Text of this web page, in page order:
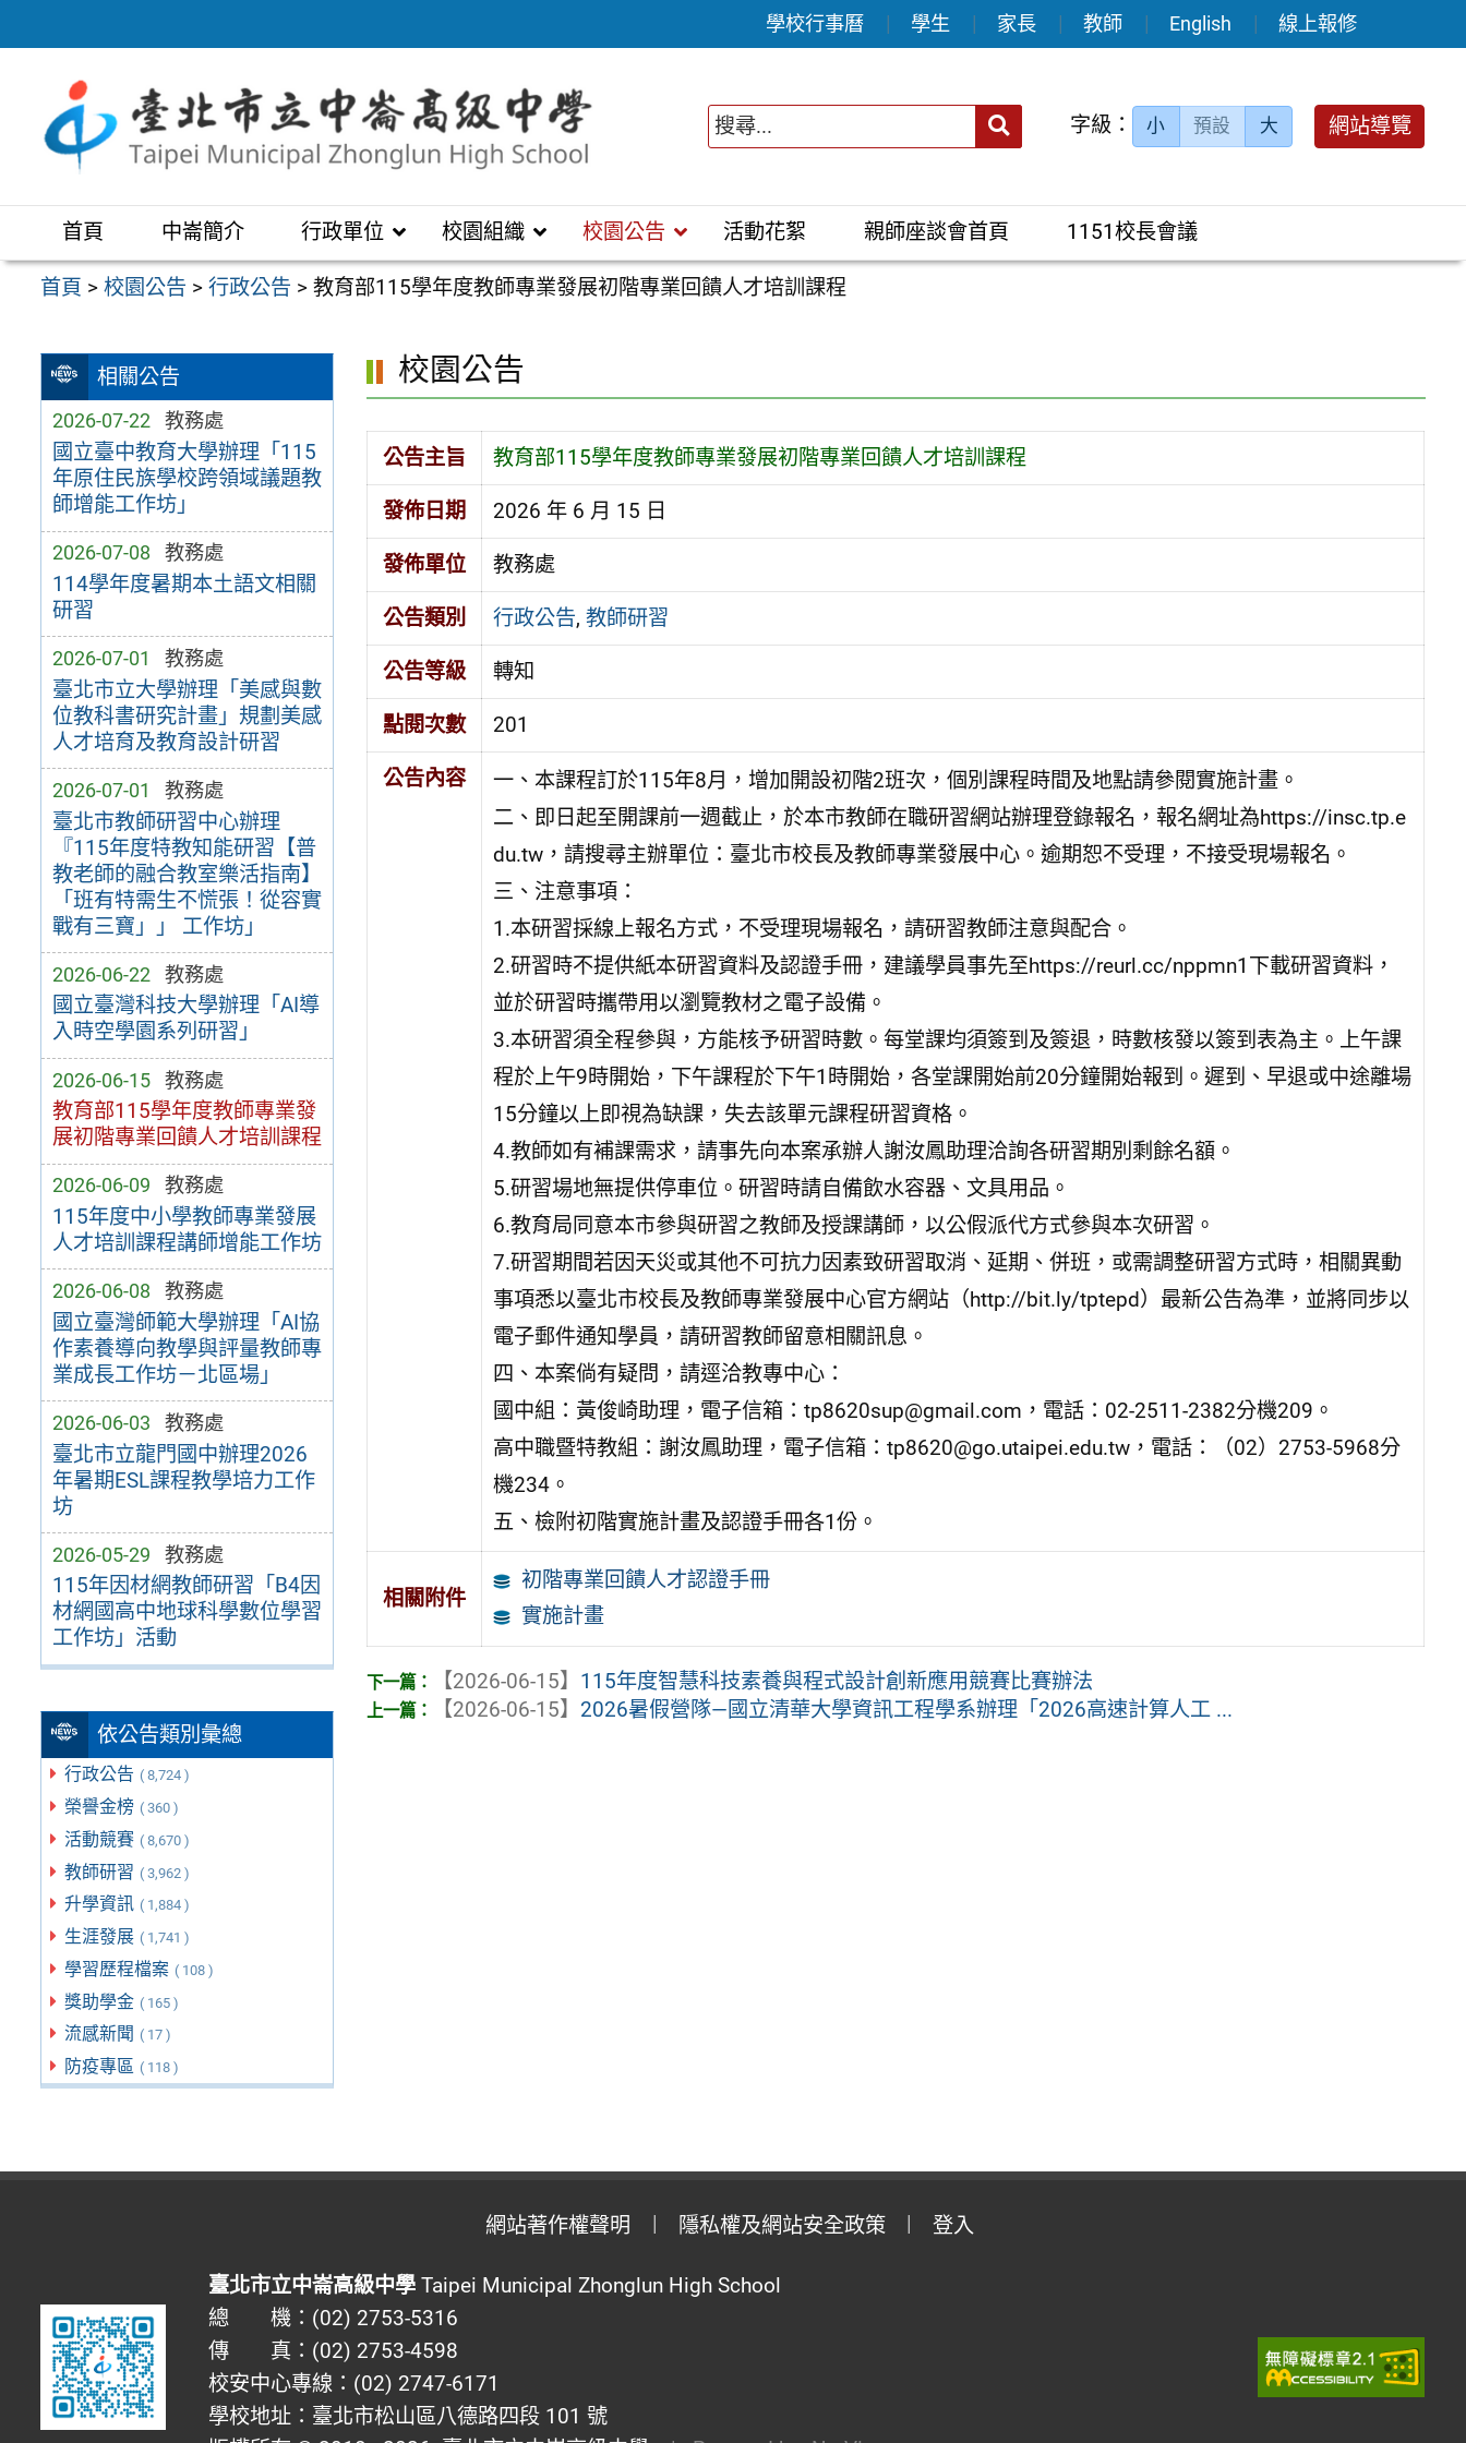
至
區
學校行事曆 學生 家長 教師 English 線上報修
送出 字級： 小 預設 大 網站導覽
首頁 中崙簡介 行政單位 校園組織 校園公告 活動花絮 親師座談會首頁 1151校長會議
首頁 >校園公告 >行政公告 >教育部115學年度教師專業發展初階專業回饋人才培訓課程
相關公告
2026-07-22 教務處
國立臺中教育大學辦理「115
年原住民族學校跨領域議題教
師增能工作坊」
2026-07-08 教務處
114學年度暑期本土語文相關
研習
2026-07-01 教務處
臺北市立大學辦理「美感與數
位教科書研究計畫」規劃美感
人才培育及教育設計研習
2026-07-01 教務處
臺北市教師研習中心辦理
『115年度特教知能研習【普
教老師的融合教室樂活指南】
「班有特需生不慌張！從容實
戰有三寶」」 工作坊」
2026-06-22 教務處
國立臺灣科技大學辦理「AI導
入時空學園系列研習」
2026-06-15 教務處
教育部115學年度教師專業發
展初階專業回饋人才培訓課程
2026-06-09 教務處
115年度中小學教師專業發展
人才培訓課程講師增能工作坊
2026-06-08 教務處
國立臺灣師範大學辦理「AI協
作素養導向教學與評量教師專
業成長工作坊－北區場」
2026-06-03 教務處
臺北市立龍門國中辦理2026
年暑期ESL課程教學培力工作
坊
2026-05-29 教務處
115年因材網教師研習「B4因
材網國高中地球科學數位學習
工作坊」活動
依公告類別彙總
行政公告 ( 8,724 )
榮譽金榜 ( 360 )
活動競賽 ( 8,670 )
教師研習 ( 3,962 )
升學資訊 ( 1,884 )
生涯發展 ( 1,741 )
學習歷程檔案 ( 108 )
獎助學金 ( 165 )
流感新聞 ( 17 )
防疫專區 ( 118 )
校園公告
公告主旨 教育部115學年度教師專業發展初階專業回饋人才培訓課程
發佈日期 2026 年 6 月 15 日
發佈單位 教務處
公告類別 行政公告,教師研習
公告等級 轉知
點閱次數 201
公告內容
一、本課程訂於115年8月，增加開設初階2班次，個別課程時間及地點請參閱實施計畫。
二、即日起至開課前一週截止，於本市教師在職研習網站辦理登錄報名，報名網址為https://insc.tp.e
du.tw，請搜尋主辦單位：臺北市校長及教師專業發展中心。逾期恕不受理，不接受現場報名。
三、注意事項：
1.本研習採線上報名方式，不受理現場報名，請研習教師注意與配合。
2.研習時不提供紙本研習資料及認證手冊，建議學員事先至https://reurl.cc/nppmn1下載研習資料，
並於研習時攜帶用以瀏覽教材之電子設備。
3.本研習須全程參與，方能核予研習時數。每堂課均須簽到及簽退，時數核發以簽到表為主。上午課
程於上午9時開始，下午課程於下午1時開始，各堂課開始前20分鐘開始報到。遲到、早退或中途離場
15分鐘以上即視為缺課，失去該單元課程研習資格。
4.教師如有補課需求，請事先向本案承辦人謝汝鳳助理洽詢各研習期別剩餘名額。
5.研習場地無提供停車位。研習時請自備飲水容器、文具用品。
6.教育局同意本市參與研習之教師及授課講師，以公假派代方式參與本次研習。
7.研習期間若因天災或其他不可抗力因素致研習取消、延期、併班，或需調整研習方式時，相關異動
事項悉以臺北市校長及教師專業發展中心官方網站（http://bit.ly/tptepd）最新公告為準，並將同步以
電子郵件通知學員，請研習教師留意相關訊息。
四、本案倘有疑問，請逕洽教專中心：
國中組：黃俊崎助理，電子信箱：tp8620sup@gmail.com，電話：02-2511-2382分機209。
高中職暨特教組：謝汝鳳助理，電子信箱：tp8620@go.utaipei.edu.tw，電話：（02）2753-5968分
機234。
五、檢附初階實施計畫及認證手冊各1份。
相關附件
初階專業回饋人才認證手冊
實施計畫
【2026-06-15】 115年度智慧科技素養與程式設計創新應用競賽比賽辦法
【2026-06-15】 2026暑假營隊—國立清華大學資訊工程學系辦理「2026高速計算人工 ...
網站著作權聲明 隱私權及網站安全政策 登入
臺北市立中崙高級中學Taipei Municipal Zhonglun High School
總 機：(02) 2753-5316
傳 真：(02) 2753-4598
校安中心專線：(02) 2747-6171
學校地址：臺北市松山區八德路四段 101 號